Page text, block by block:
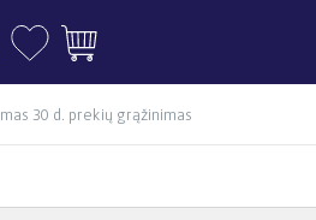
30 d. prekių grąžinimas